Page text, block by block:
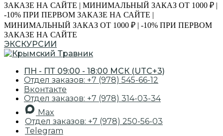
ЗАКАЗЕ НА САЙТЕ | МИНИМАЛЬНЫЙ ЗАКАЗ ОТ 1000 ₽ |
-10% ПРИ ПЕРВОМ ЗАКАЗЕ НА САЙТЕ |
МИНИМАЛЬНЫЙ ЗАКАЗ ОТ 1000 ₽ | -10% ПРИ ПЕРВОМ
ЗАКАЗЕ НА САЙТЕ
ЭКСКУРСИИ
ПН - ПТ 09:00 - 18:00 МСК (UTC+3)
Отдел заказов: +7 (978) 545-66-12
Вконтакте
Отдел заказов: +7 (978) 314-03-34
Max
Отдел заказов: +7 (978) 250-56-03
Telegram